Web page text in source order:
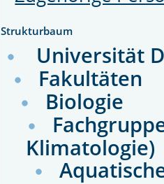
Strukturbaum
Universität
Fakultäten
Biologie
Klimatologie)